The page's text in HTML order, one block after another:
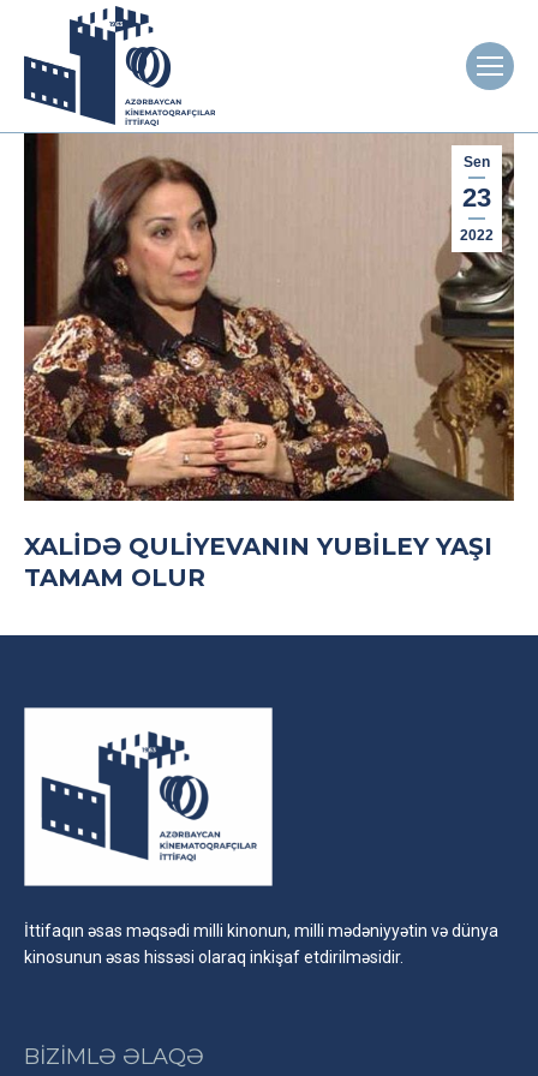
Sen
23
2022
XALIDƏ QULIYEVANIN YUBILEY YAŞI
TAMAM OLUR
İttifaqın əsas məqsədi milli kinonun, milli mədəniyyətin və dünya
kinosunun əsas hissəsi olaraq inkişaf etdirilməsidir.
BİZİMLƏ ƏLAQƏ